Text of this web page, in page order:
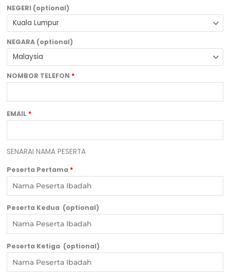
NEGERI (optional)
Kuala Lumpur
NEGARA (optional)
Malaysia
NOMBOR TELEFON *
EMAIL *
SENARAI NAMA PESERTA
Peserta Pertama *
Peserta Kedua (optional)
Peserta Ketiga (optional)